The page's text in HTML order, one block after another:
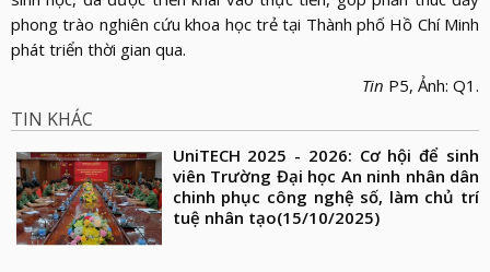
phong trào nghiên cứu khoa học trẻ tại Thành phố Hồ Chí Minh
phát triển thời gian qua.
Tin P5, Ảnh: Q1.
TIN KHÁC
UniTECH 2025 - 2026: Cơ hội để sinh
viên Trường Đại học An ninh nhân dân
chinh phục công nghệ số, làm chủ trí
tuệ nhân tạo(15/10/2025)